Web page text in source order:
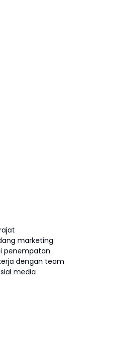
marketing
penempatan
dengan team
media